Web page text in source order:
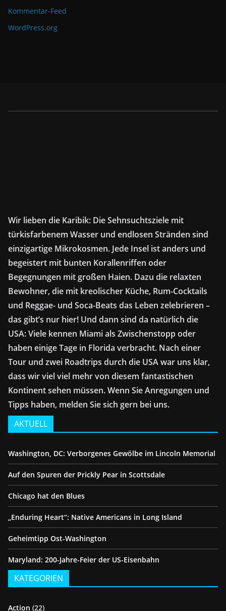
Kommentar-Feed
WordPress.org
Wir lieben die Karibik: Die Sehnsuchtsziele mit
türkisfarbenem Wasser und endlosen Stränden sind
einzigartige Mikrokosmen. Jede Insel ist anders und
begeistert mit bunten Korallenriffen oder
Begegnungen mit großen Haien. Dazu die relaxten
Bewohner, die mit kreolischer Küche, Rum-Cocktails
und Reggae- und Soca-Beats das Leben zelebrieren –
das gibt’s nur hier! Und dann sind da natürlich die
USA: Viele kennen Miami als Zwischenstopp oder
haben einige Tage in Florida verbracht. Nach einer
Tour und zwei Roadtrips durch die USA war uns klar,
dass wir viel viel mehr von diesem fantastischen
Kontinent sehen müssen. Wenn Sie Anregungen und
Tipps haben, melden Sie sich gern bei uns.
AKTUELL
Washington, DC: Verborgenes Gewölbe im Lincoln Memorial
Auf den Spuren der Prickly Pear in Scottsdale
Chicago hat den Blues
„Enduring Heart“: Native Americans in Long Island
Geheimtipp Ost-Washington
Maryland: 200-Jahre-Feier der US-Eisenbahn
KATEGORIEN
Action (22)